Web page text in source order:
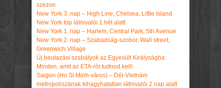
szezon
New York 3. nap – High Line, Chelsea, Little Island
New York top látnivalói 1 hét alatt
New York 1. nap – Harlem, Central Park, 5th Avenue
New York 2. nap – Szabadság-szobor, Wall street,
Greenwich Village
Új beutazási szabályok az Egyesült Királyságba:
Minden, amit az ETA-ról tudnod kell!
Saigon (Ho Si Minh-város) – Dél-Vietnám
metropoliszának kihagyhatatlan látnivalói 2 nap alatt